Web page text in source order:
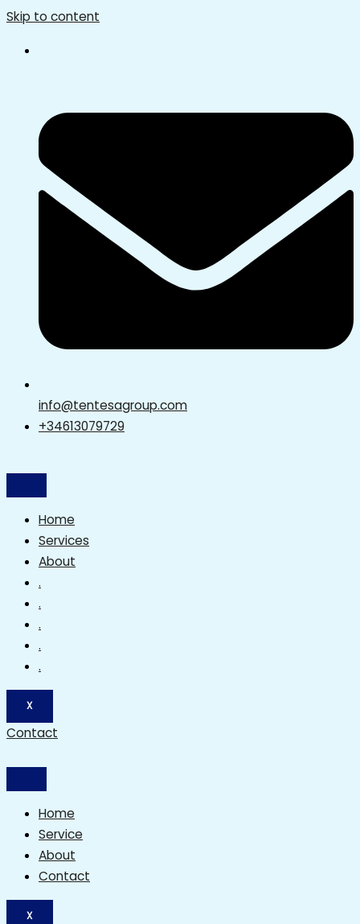
Skip to content
info@tentesagroup.com
+34613079729
Home
Services
About
.
.
.
.
.
X
Contact
Home
Service
About
Contact
X